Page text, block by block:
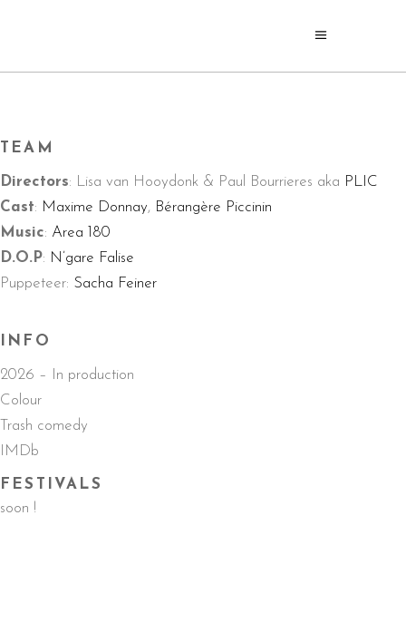
TEAM
Directors: Lisa van Hooydonk & Paul Bourrieres aka PLIC
Cast: Maxime Donnay, Bérangère Piccinin
Music: Area 180
D.O.P: N’gare Falise
Puppeteer: Sacha Feiner
INFO
2026 – In production
Colour
Trash comedy
IMDb
FESTIVALS
soon !